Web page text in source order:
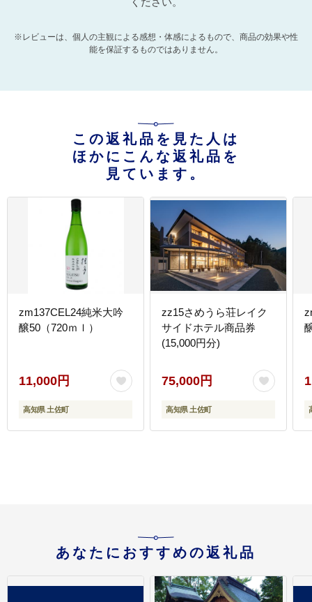
※レビューは、個人の主観による感想・体感によるもので、商品の効果や性
能を保証するものではありません。
この返礼品を見た人は
ほかにこんな返礼品を
見ています。
zm137CEL24純米大吟
醸50（720ｍｌ）
11,000円
高知県 土佐町
zz15さめうら荘レイク
サイドホテル商品券
(15,000円分)
75,000円
高知県 土佐町
あなたにおすすめの返礼品